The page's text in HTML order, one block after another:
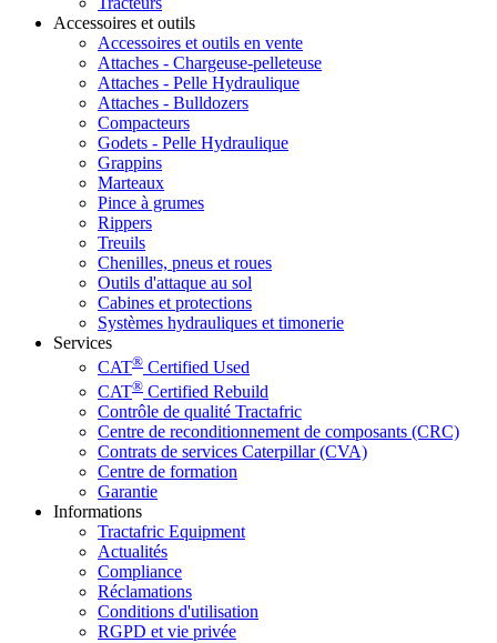
Accessoires et outils
Accessoires et outils en vente
Attaches - Chargeuse-pelleteuse
Attaches - Pelle Hydraulique
Attaches - Bulldozers
Compacteurs
Godets - Pelle Hydraulique
Grappins
Marteaux
Pince à grumes
Rippers
Treuils
Chenilles, pneus et roues
Outils d'attaque au sol
Cabines et protections
Systèmes hydrauliques et timonerie
Services
CAT® Certified Used
CAT® Certified Rebuild
Contrôle de qualité Tractafric
Centre de reconditionnement de composants (CRC)
Contrats de services Caterpillar (CVA)
Centre de formation
Garantie
Informations
Tractafric Equipment
Actualités
Compliance
Réclamations
Conditions d'utilisation
RGPD et vie privée